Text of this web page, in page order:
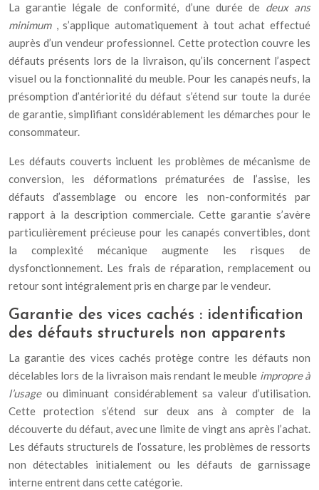
La garantie légale de conformité, d’une durée de deux ans
minimum , s’applique automatiquement à tout achat effectué
auprès d’un vendeur professionnel. Cette protection couvre les
défauts présents lors de la livraison, qu’ils concernent l’aspect
visuel ou la fonctionnalité du meuble. Pour les canapés neufs, la
présomption d’antériorité du défaut s’étend sur toute la durée
de garantie, simplifiant considérablement les démarches pour le
consommateur.
Les défauts couverts incluent les problèmes de mécanisme de
conversion, les déformations prématurées de l’assise, les
défauts d’assemblage ou encore les non-conformités par
rapport à la description commerciale. Cette garantie s’avère
particulièrement précieuse pour les canapés convertibles, dont
la complexité mécanique augmente les risques de
dysfonctionnement. Les frais de réparation, remplacement ou
retour sont intégralement pris en charge par le vendeur.
Garantie des vices cachés : identification
des défauts structurels non apparents
La garantie des vices cachés protège contre les défauts non
décelables lors de la livraison mais rendant le meuble impropre à
l’usage ou diminuant considérablement sa valeur d’utilisation.
Cette protection s’étend sur deux ans à compter de la
découverte du défaut, avec une limite de vingt ans après l’achat.
Les défauts structurels de l’ossature, les problèmes de ressorts
non détectables initialement ou les défauts de garnissage
interne entrent dans cette catégorie.